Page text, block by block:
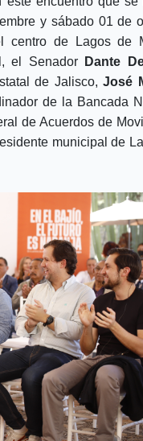
y sábado 01 de
centro de Lagos de
el Senador
Dante
de Jalisco,José
de la Bancada
de Acuerdos de
municipal de